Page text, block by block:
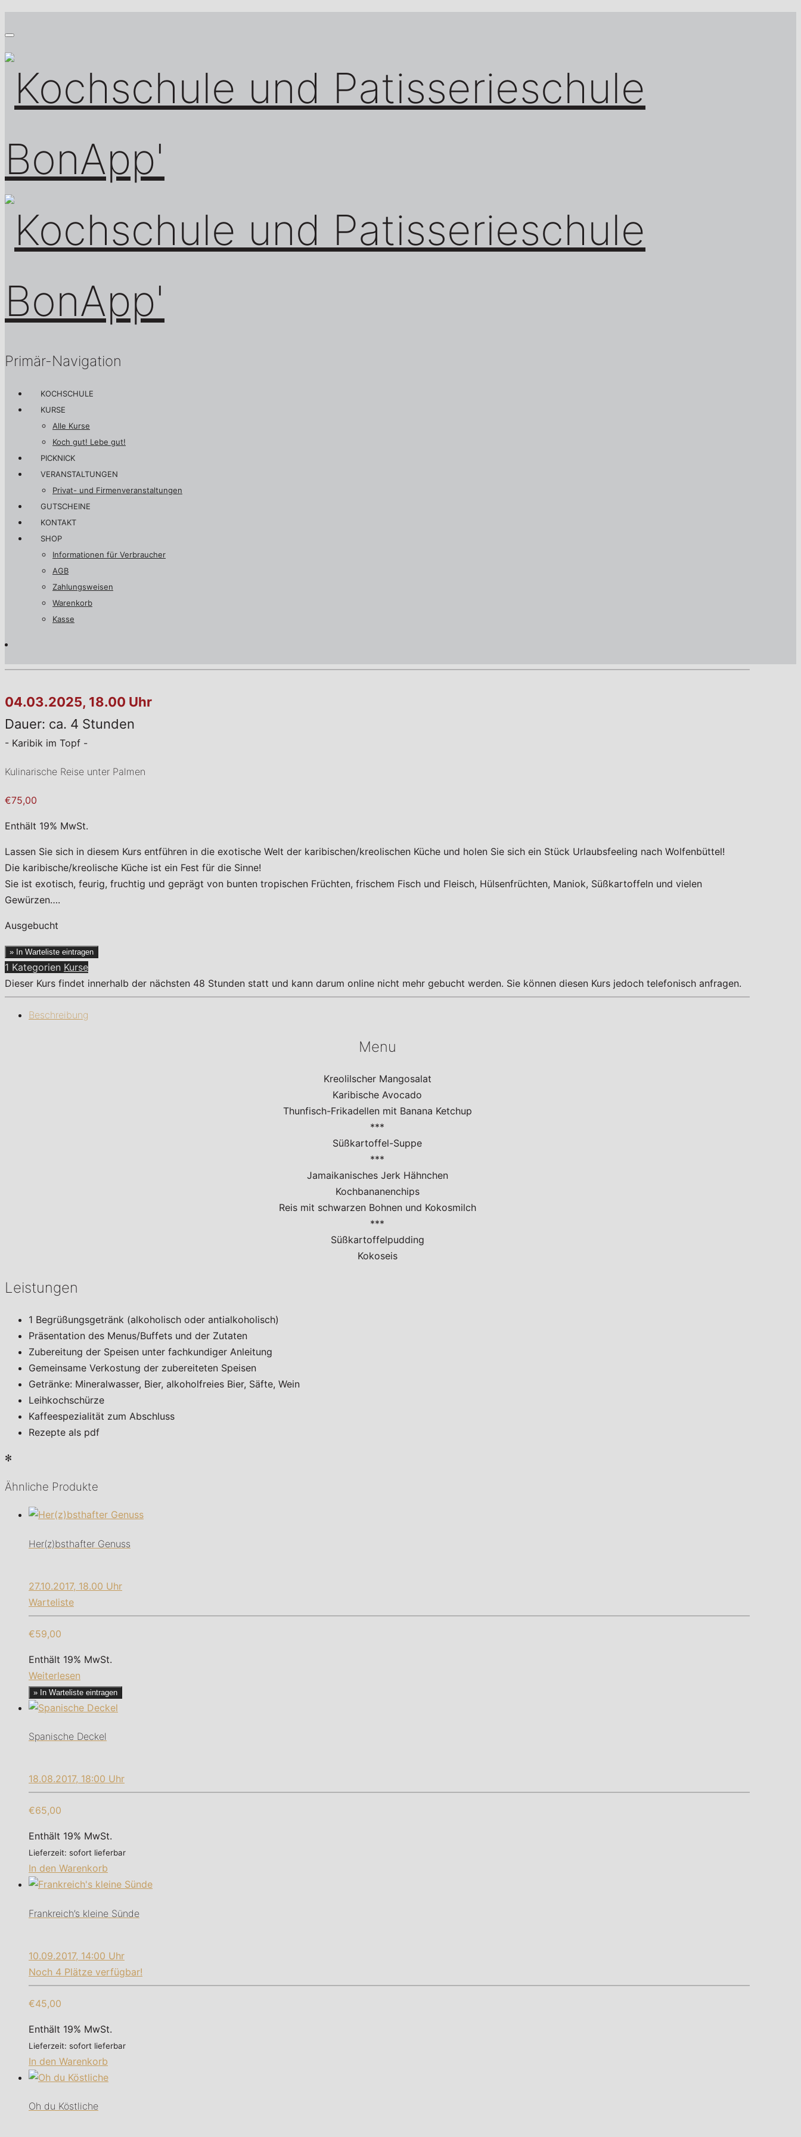
Primär-Navigation
KOCHSCHULE
KURSE
Alle Kurse
Koch gut! Lebe gut!
PICKNICK
VERANSTALTUNGEN
Privat- und Firmenveranstaltungen
GUTSCHEINE
KONTAKT
SHOP
Informationen für Verbraucher
AGB
Zahlungsweisen
Warenkorb
Kasse
04.03.2025, 18.00 Uhr
Dauer: ca. 4 Stunden
- Karibik im Topf -
Kulinarische Reise unter Palmen
€75,00
Enthält 19% MwSt.
Lassen Sie sich in diesem Kurs entführen in die exotische Welt der karibischen/kreolischen Küche und holen Sie sich ein Stück Urlaubsfeeling nach Wolfenbüttel!
Die karibische/kreolische Küche ist ein Fest für die Sinne!
Sie ist exotisch, feurig, fruchtig und geprägt von bunten tropischen Früchten, frischem Fisch und Fleisch, Hülsenfrüchten, Maniok, Süßkartoffeln und vielen
Gewürzen….
Ausgebucht
» In Warteliste eintragen
1 Kategorien Kurse
Dieser Kurs findet innerhalb der nächsten 48 Stunden statt und kann darum online nicht mehr gebucht werden. Sie können diesen Kurs jedoch telefonisch anfragen.
Beschreibung
Menu
Kreolilscher Mangosalat
Karibische Avocado
Thunfisch-Frikadellen mit Banana Ketchup
***
Süßkartoffel-Suppe
***
Jamaikanisches Jerk Hähnchen
Kochbananenchips
Reis mit schwarzen Bohnen und Kokosmilch
***
Süßkartoffelpudding
Kokoseis
Leistungen
1 Begrüßungsgetränk (alkoholisch oder antialkoholisch)
Präsentation des Menus/Buffets und der Zutaten
Zubereitung der Speisen unter fachkundiger Anleitung
Gemeinsame Verkostung der zubereiteten Speisen
Getränke: Mineralwasser, Bier, alkoholfreies Bier, Säfte, Wein
Leihkochschürze
Kaffeespezialität zum Abschluss
Rezepte als pdf
✻
Ähnliche Produkte
Her(z)bsthafter Genuss
27.10.2017, 18.00 Uhr
Warteliste
€59,00
Enthält 19% MwSt.
Weiterlesen
» In Warteliste eintragen
Spanische Deckel
18.08.2017, 18:00 Uhr
€65,00
Enthält 19% MwSt.
Lieferzeit: sofort lieferbar
In den Warenkorb
Frankreich’s kleine Sünde
10.09.2017, 14:00 Uhr
Noch 4 Plätze verfügbar!
€45,00
Enthält 19% MwSt.
Lieferzeit: sofort lieferbar
In den Warenkorb
Oh du Köstliche